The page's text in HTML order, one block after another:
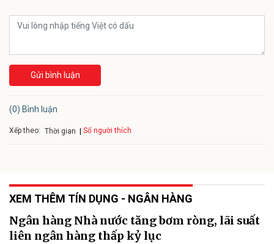
Gửi bình luận
(0) Bình luận
Xếp theo: Thời gian Số người thích
XEM THÊM TÍN DỤNG - NGÂN HÀNG
Ngân hàng Nhà nước tăng bơm ròng, lãi suất
liên ngân hàng thấp kỷ lục